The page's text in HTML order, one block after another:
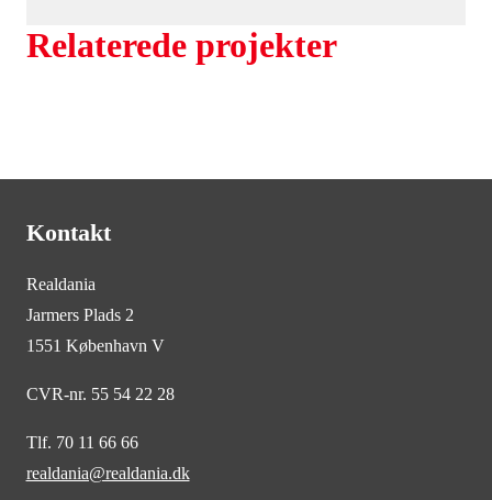
Relaterede projekter
Kontakt
Realdania
Jarmers Plads 2
1551 København V
CVR-nr. 55 54 22 28
Tlf. 70 11 66 66
realdania@realdania.dk